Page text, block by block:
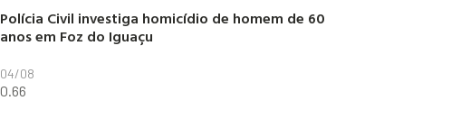
Polícia Civil investiga homicídio de homem de 60
anos em Foz do Iguaçu
04/08